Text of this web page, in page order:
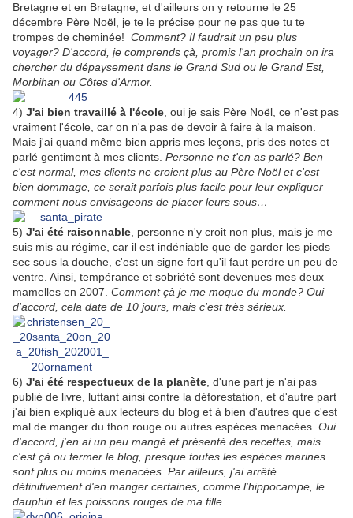
Bretagne et en Bretagne, et d'ailleurs on y retourne le 25
décembre Père Noël, je te le précise pour ne pas que tu te
trompes de cheminée! Comment? Il faudrait un peu plus
voyager? D'accord, je comprends çà, promis l'an prochain on ira
chercher du dépaysement dans le Grand Sud ou le Grand Est,
Morbihan ou Côtes d'Armor.
4) J'ai bien travaillé à l'école , oui je sais Père Noël, ce n'est pas
vraiment l'école, car on n'a pas de devoir à faire à la maison.
Mais j'ai quand même bien appris mes leçons, pris des notes et
parlé gentiment à mes clients. Personne ne t'en as parlé? Ben
c'est normal, mes clients ne croient plus au Père Noël et c'est
bien dommage, ce serait parfois plus facile pour leur expliquer
comment nous envisageons de placer leurs sous…
5) J'ai été raisonnable , personne n'y croit non plus, mais je me
suis mis au régime, car il est indéniable que de garder les pieds
sec sous la douche, c'est un signe fort qu'il faut perdre un peu de
ventre. Ainsi, tempérance et sobriété sont devenues mes deux
mamelles en 2007. Comment çà je me moque du monde? Oui
d'accord, cela date de 10 jours, mais c'est très sérieux.
6) J'ai été respectueux de la planète , d'une part je n'ai pas
publié de livre, luttant ainsi contre la déforestation, et d'autre part
j'ai bien expliqué aux lecteurs du blog et à bien d'autres que c'est
mal de manger du thon rouge ou autres espèces menacées. Oui
d'accord, j'en ai un peu mangé et présenté des recettes, mais
c'est çà ou fermer le blog, presque toutes les espèces marines
sont plus ou moins menacées. Par ailleurs, j'ai arrêté
définitivement d'en manger certaines, comme l'hippocampe, le
dauphin et les poissons rouges de ma fille.